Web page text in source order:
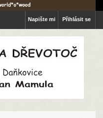
Přihlásit se
Napište mi